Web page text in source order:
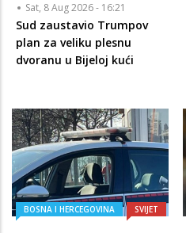
Sat, 8 Aug 2026 - 16:21
Sud zaustavio Trumpov
plan za veliku plesnu
dvoranu u Bijeloj kući
BOSNA I HERCEGOVINA SVIJET